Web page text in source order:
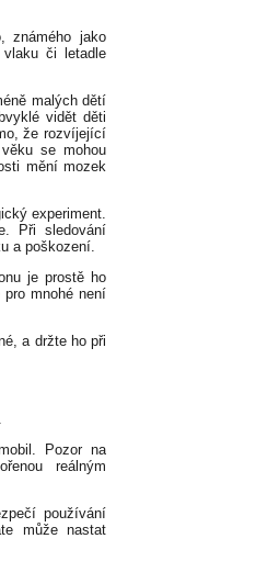
známého jako
či letadle
malých dětí
vidět děti
že rozvíjející
se mohou
mění mozek
experiment.
Při sledování
a poškození.
je prostě ho
mnohé není
a držte ho při
Pozor na
reálným
používání
může nastat